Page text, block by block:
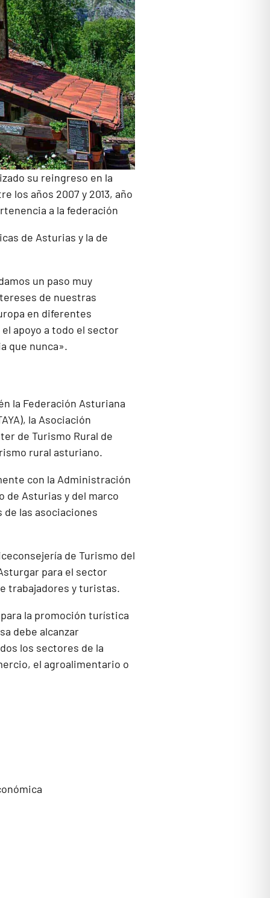
su reingreso en la
los años 2007 y 2013, año
a la federación
de Asturias y la de
un paso muy
de nuestras
en diferentes
apoyo a todo el sector
que nunca».
la Federación Asturiana
la Asociación
de Turismo Rural de
rural asturiano.
con la Administración
de Asturias y del marco
las asociaciones
de Turismo del
para el sector
trabajadores y turistas.
la promoción turística
debe alcanzar
los sectores de la
el agroalimentario o